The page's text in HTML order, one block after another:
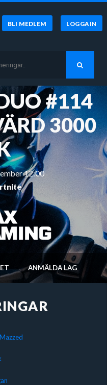
BLI MEDLEM LOGGA IN
#114
3000
12:00
ANMÄLDA LAG